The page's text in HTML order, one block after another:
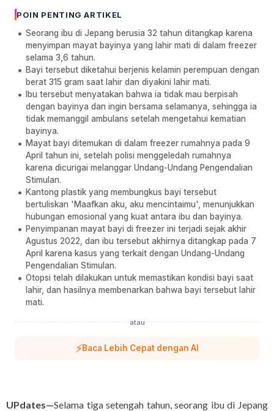
POIN PENTING ARTIKEL
Seorang ibu di Jepang berusia 32 tahun ditangkap karena
menyimpan mayat bayinya yang lahir mati di dalam freezer
selama 3,6 tahun.
Bayi tersebut diketahui berjenis kelamin perempuan dengan
berat 315 gram saat lahir dan diyakini lahir mati.
Ibu tersebut menyatakan bahwa ia tidak mau berpisah
dengan bayinya dan ingin bersama selamanya, sehingga ia
tidak memanggil ambulans setelah mengetahui kematian
bayinya.
Mayat bayi ditemukan di dalam freezer rumahnya pada 9
April tahun ini, setelah polisi menggeledah rumahnya
karena dicurigai melanggar Undang-Undang Pengendalian
Stimulan.
Kantong plastik yang membungkus bayi tersebut
bertuliskan 'Maafkan aku, aku mencintaimu', menunjukkan
hubungan emosional yang kuat antara ibu dan bayinya.
Penyimpanan mayat bayi di freezer ini terjadi sejak akhir
Agustus 2022, dan ibu tersebut akhirnya ditangkap pada 7
April karena kasus yang terkait dengan Undang-Undang
Pengendalian Stimulan.
Otopsi telah dilakukan untuk memastikan kondisi bayi saat
lahir, dan hasilnya membenarkan bahwa bayi tersebut lahir
mati.
atau
⚡Baca Lebih Cepat dengan AI
UPdates—Selama tiga setengah tahun, seorang ibu di Jepang